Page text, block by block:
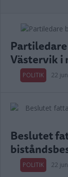
Västervik i
POLITIK 22
Beslutet
POLITIK 22